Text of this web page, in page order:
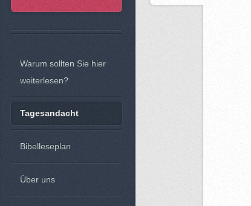
Warum sollten Sie hier
weiterlesen?
Tagesandacht
Bibelleseplan
Über uns